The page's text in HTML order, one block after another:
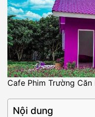
Cafe Phim Trường Căn
Nội dung